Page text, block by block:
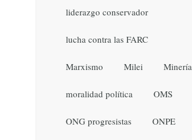
liderazgo conservador
lucha contra las FARC
Marxismo Milei Minería
moralidad política OMS
ONG progresistas ONPE